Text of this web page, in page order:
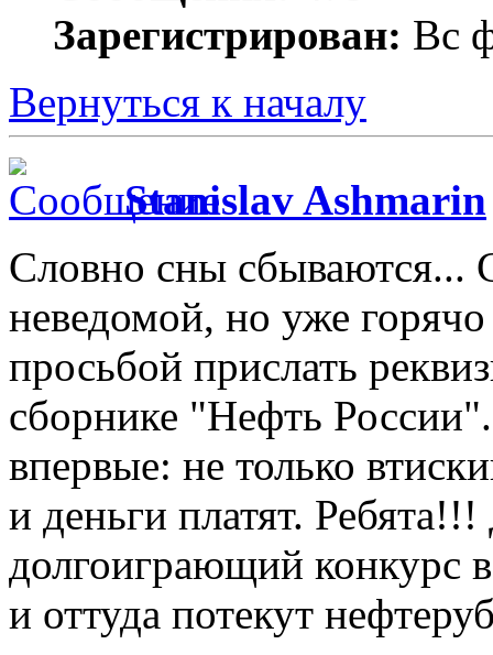
Зарегистрирован: Вс
Вернуться к началу
Stanislav Ashmarin
Словно сны сбываются...
неведомой, но уже
просьбой прислать
сборнике "Нефть
впервые: не только
и деньги платят.
долгоиграющий конкурс
и оттуда потекут